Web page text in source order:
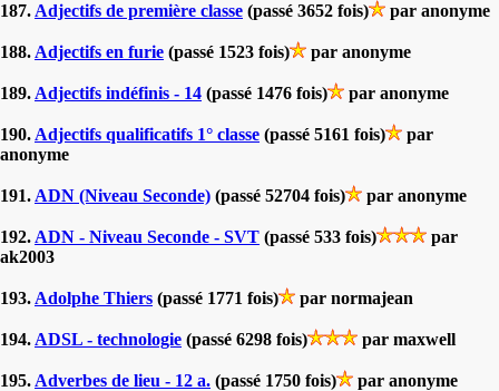
187. Adjectifs de première classe (passé 3652 fois) par anonyme
188. Adjectifs en furie (passé 1523 fois) par anonyme
189. Adjectifs indéfinis - 14 (passé 1476 fois) par anonyme
190. Adjectifs qualificatifs 1° classe (passé 5161 fois)
par
anonyme
191. ADN (Niveau Seconde) (passé 52704 fois) par anonyme
192. ADN - Niveau Seconde - SVT (passé 533 fois)
par
ak2003
193. Adolphe Thiers (passé 1771 fois) par normajean
194. ADSL - technologie (passé 6298 fois) par maxwell
195. Adverbes de lieu - 12 a. (passé 1750 fois) par anonyme